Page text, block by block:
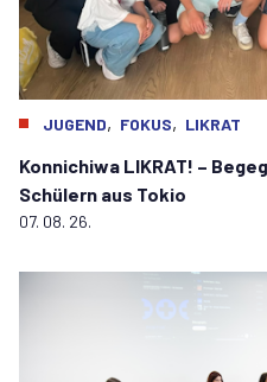
JUGEND, FOKUS, LIKRAT
Konnichiwa LIKRAT! –
Schülern aus Tokio
07. 08. 26.